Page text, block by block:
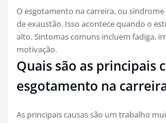
O esgotamento na carreira, ou
de exaustão. Isso acontece quando o
alto. Sintomas comuns incluem fadiga,
motivação.
Quais são as principais
esgotamento na
As principais causas são um trabalho